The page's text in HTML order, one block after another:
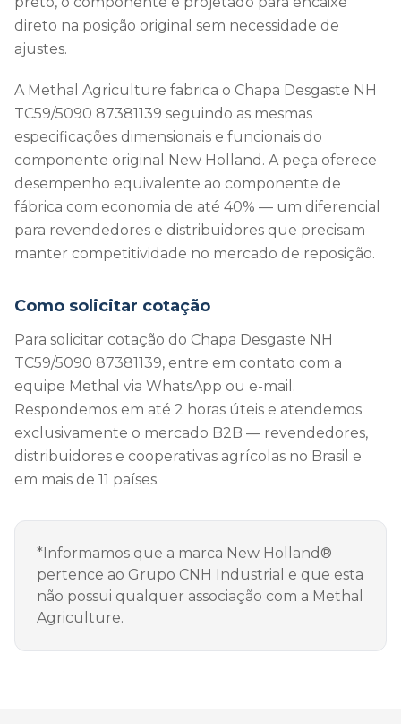
direto na posição original sem necessidade de
ajustes.
A Methal Agriculture fabrica o Chapa Desgaste NH
TC59/5090 87381139 seguindo as mesmas
especificações dimensionais e funcionais do
componente original New Holland. A peça oferece
desempenho equivalente ao componente de
fábrica com economia de até 40% — um diferencial
para revendedores e distribuidores que precisam
manter competitividade no mercado de reposição.
Como solicitar cotação
Para solicitar cotação do Chapa Desgaste NH
TC59/5090 87381139, entre em contato com a
equipe Methal via WhatsApp ou e-mail.
Respondemos em até 2 horas úteis e atendemos
exclusivamente o mercado B2B — revendedores,
distribuidores e cooperativas agrícolas no Brasil e
em mais de 11 países.
*Informamos que a marca New Holland®
pertence ao Grupo CNH Industrial e que esta
não possui qualquer associação com a Methal
Agriculture.